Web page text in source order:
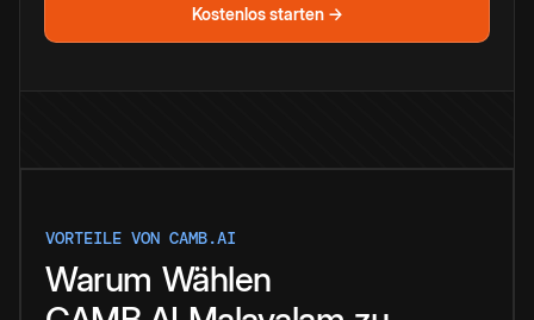
Kostenlos starten →
VORTEILE VON CAMB.AI
Warum Wählen